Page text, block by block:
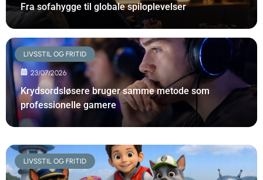
Fra sofahygge til globale spiloplevelser
LIVSSTIL OG FRITID
23/07/2026
Krydsordsløsere bruger samme metode som
professionelle gamere
LIVSSTIL OG FRITID